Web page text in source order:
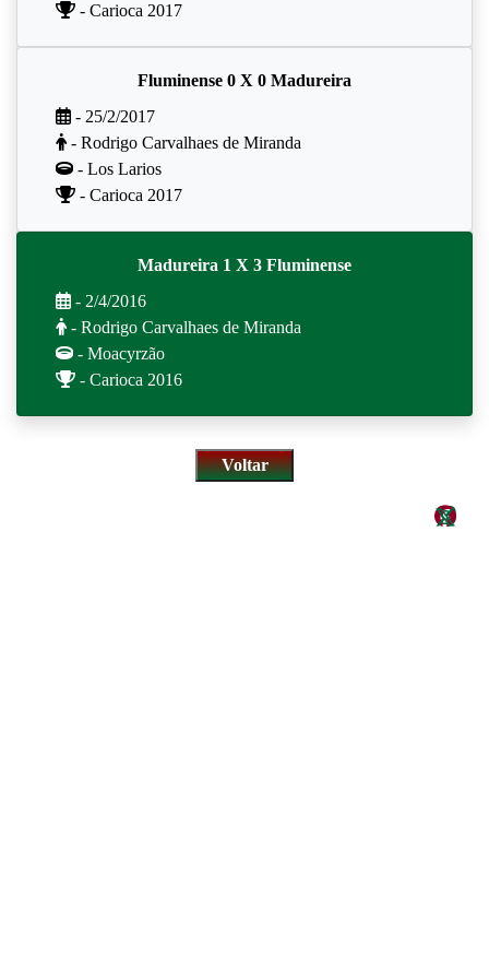
- Carioca 2017
Fluminense 0 X 0 Madureira
- 25/2/2017
- Rodrigo Carvalhaes de Miranda
- Los Larios
- Carioca 2017
Madureira 1 X 3 Fluminense
- 2/4/2016
- Rodrigo Carvalhaes de Miranda
- Moacyrzão
- Carioca 2016